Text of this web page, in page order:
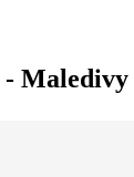
Maledivy